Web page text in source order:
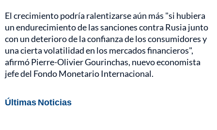
El crecimiento podría ralentizarse aún más "si hubiera
un endurecimiento de las sanciones contra Rusia junto
con un deterioro de la confianza de los consumidores y
una cierta volatilidad en los mercados financieros",
afirmó Pierre-Olivier Gourinchas, nuevo economista
jefe del Fondo Monetario Internacional.
Últimas Noticias